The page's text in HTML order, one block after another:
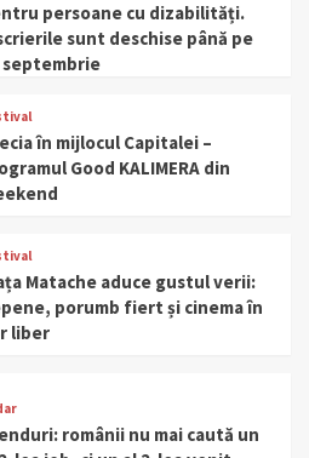
persoane cu dizabilități.
sunt deschise până pe
septembrie
în mijlocul Capitalei –
Good KALIMERA din
Matache aduce gustul verii:
porumb fiert și cinema în
liber
românii nu mai caută un